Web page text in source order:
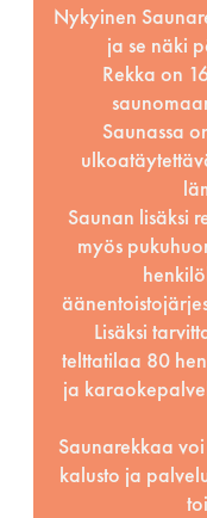
Nykyinen
ja se näki
Rekka on
Saunassa
Saunan lisäksi
myös
Lisäksi
telttatilaa 80
ja
Saunarekkaa
kalusto ja